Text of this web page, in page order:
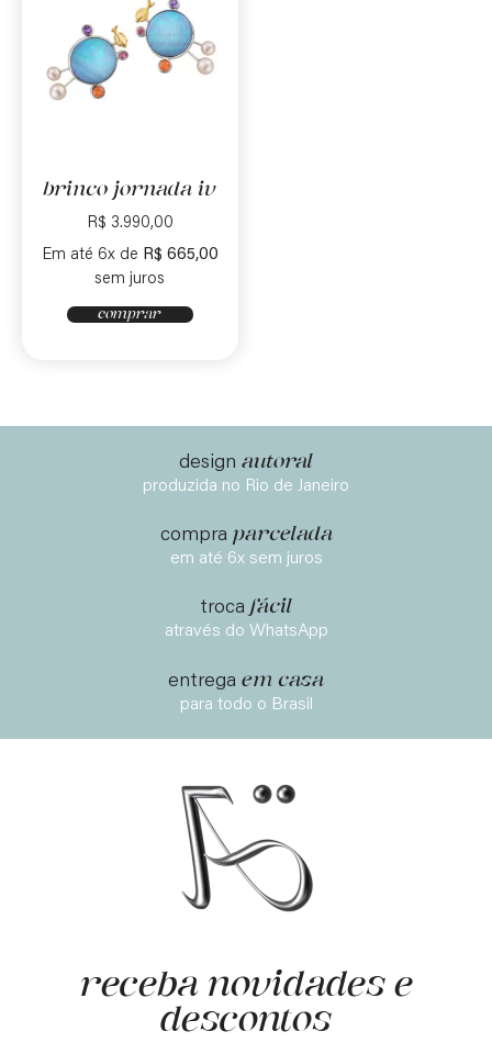
brinco jornada iv
R$ 3.990,00
Em até 6x de R$ 665,00
sem juros
comprar
design autoral
produzida no Rio de Janeiro
compra parcelada
em até 6x sem juros
troca fácil
através do WhatsApp
entrega em casa
para todo o Brasil
receba novidades e
descontos